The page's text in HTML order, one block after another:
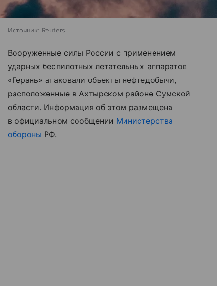
Источник: Reuters
Вооруженные силы России с применением
ударных беспилотных летательных аппаратов
«Герань» атаковали объекты нефтедобычи,
расположенные в Ахтырском районе Сумской
области. Информация об этом размещена
в официальном сообщении Министерства
обороны РФ.